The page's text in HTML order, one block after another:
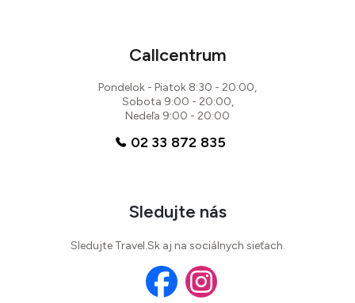
Callcentrum
Pondelok - Piatok 8:30 - 20:00,
Sobota 9:00 - 20:00,
Nedeľa 9:00 - 20:00
02 33 872 835
Sledujte nás
Sledujte Travel.Sk aj na sociálnych sieťach.